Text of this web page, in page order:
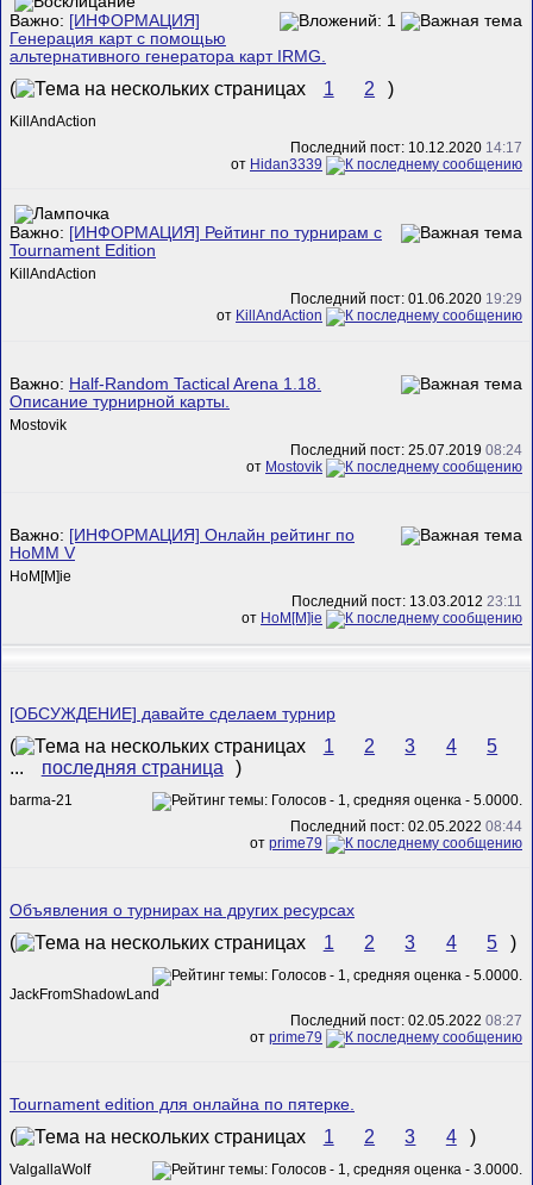
Важно: [ИНФОРМАЦИЯ]
Генерация карт с помощью
альтернативного генератора карт IRMG.
( 1 2 )
KillAndAction
Последний пост: 10.12.2020 14:17
от Hidan3339
Важно: [ИНФОРМАЦИЯ] Рейтинг по турнирам с
Tournament Edition
KillAndAction
Последний пост: 01.06.2020 19:29
от KillAndAction
Важно: Half-Random Tactical Arena 1.18.
Описание турнирной карты.
Mostovik
Последний пост: 25.07.2019 08:24
от Mostovik
Важно: [ИНФОРМАЦИЯ] Онлайн рейтинг по
HoMM V
HoM[M]ie
Последний пост: 13.03.2012 23:11
от HoM[M]ie
[ОБСУЖДЕНИЕ] давайте сделаем турнир
( 1 2 3 4
5
...
последняя страница )
barma-21
Последний пост: 02.05.2022 08:44
от prime79
Объявления о турнирах на других ресурсах
( 1 2 3 4 5 )
JackFromShadowLand
Последний пост: 02.05.2022 08:27
от prime79
Tournament edition для онлайна по пятерке.
( 1 2 3 4 )
ValgallaWolf